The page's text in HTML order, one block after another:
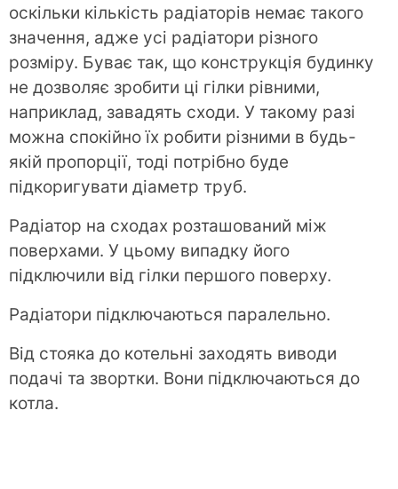
оскільки кількість радіаторів немає такого
значення, адже усі радіатори різного
розміру. Буває так, що конструкція будинку
не дозволяє зробити ці гілки рівними,
наприклад, завадять сходи. У такому разі
можна спокійно їх робити різними в будь-
якій пропорції, тоді потрібно буде
підкоригувати діаметр труб.
Радіатор на сходах розташований між
поверхами. У цьому випадку його
підключили від гілки першого поверху.
Радіатори підключаються паралельно.
Від стояка до котельні заходять виводи
подачі та звортки. Вони підключаються до
котла.